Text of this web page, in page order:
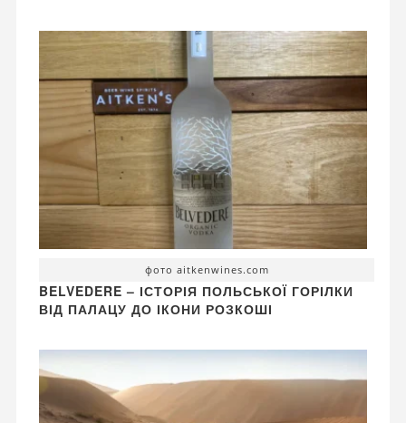
фото aitkenwines.com
BELVEDERE – ІСТОРІЯ ПОЛЬСЬКОЇ ГОРІЛКИ
ВІД ПАЛАЦУ ДО ІКОНИ РОЗКОШІ